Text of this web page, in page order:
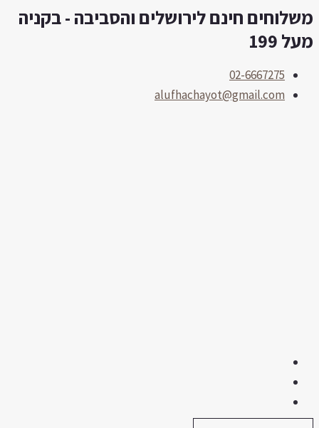
חינם לירושלים והסביבה - בקניה
199
02-6667275
alufhachayot@gmail.com